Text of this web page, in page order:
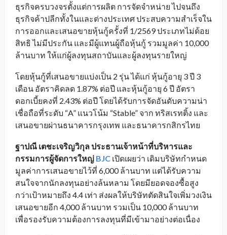
ธุรกิจครบวงจรตั้งแต่การผลิต การจัดจำหน่าย ไปจนถึง
ธุรกิจค้าปลีกทั้งในและต่างประเทศ ประสบความสำเร็จใน
การออกและเสนอขายหุ้นกู้ครั้งที่ 1/2569 ประเภทไม่ด้อย
สิทธิ ไม่มีประกัน และมีผู้แทนผู้ถือหุ้นกู้ รวมมูลค่า 10,000
ล้านบาท ให้แก่ผู้ลงทุนสถาบันและผู้ลงทุนรายใหญ่
โดยหุ้นกู้ที่เสนอขายแบ่งเป็น 2 รุ่น ได้แก่ หุ้นกู้อายุ 3 ปี 3
เดือน อัตราคิดลด 1.87% ต่อปี และหุ้นกู้อายุ 6 ปี อัตรา
ดอกเบี้ยคงที่ 2.43% ต่อปี โดยได้รับการจัดอันดับความน่า
เชื่อถือที่ระดับ “A” แนวโน้ม “Stable” จาก ทริสเรทติ้ง และ
เสนอขายผ่านธนาคารกรุงเทพ และธนาคารกสิกรไทย
ฐาปณี เตชะเจริญวิกุล ประธานเจ้าหน้าที่บริหารและ
กรรมการผู้จัดการใหญ่ BJC เปิดเผยว่า เดิมบริษัทกำหนด
มูลค่าการเสนอขายไว้ที่ 6,000 ล้านบาท แต่ได้รับความ
สนใจจากนักลงทุนอย่างล้นหลาม โดยมียอดจองซื้อสูง
กว่าเป้าหมายถึง 4.4 เท่า ส่งผลให้บริษัทตัดสินใจเพิ่มวงเงิน
เสนอขายอีก 4,000 ล้านบาท รวมเป็น 10,000 ล้านบาท
เพื่อรองรับความต้องการลงทุนที่มีเข้ามาอย่างต่อเนื่อง